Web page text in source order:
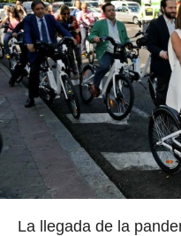
La llegada de la